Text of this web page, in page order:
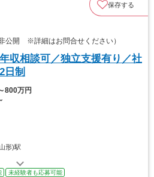
保存する
公開 ※詳細はお問合せください）
収相談可／独立支援有り／社
日制
800万円
形)駅
未経験者も応募可能